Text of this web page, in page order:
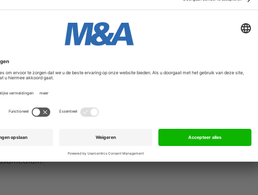
Advertentie
Global over alle belangrijke buitenreclameobjecten in
tot aan de digitale schermen op tankstations, treinstations, in
en nu ook langs de Nederlandse snelwegen. Recent breidde
een samenwerking met Hema.
belangrijke schakel om alle toonaangevende vormen van
zegt managing director Eric Kip van Global. “Adverteerders
gedurende de hele reis vanuit huis tot de eindbestemming
spelen we perfect in op de groeiende vraag naar